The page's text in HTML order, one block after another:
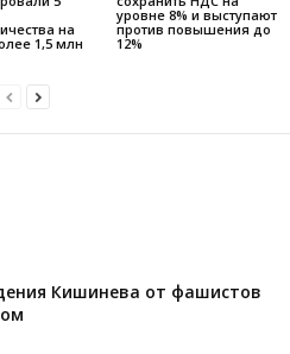
на
1,5 млн
уровне 8% и выступают
против повышения до
12%
Кишинева от фашистов